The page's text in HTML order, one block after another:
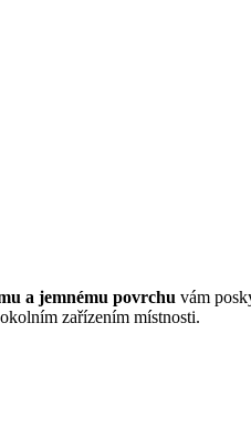
a jemnému povrchu vám
zařízením místnosti.